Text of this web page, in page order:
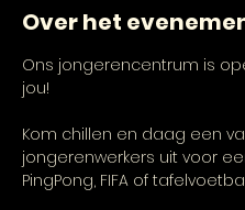
Over het
Ons jongerencentrum is
jou!
Kom chillen en daag een
jongerenwerkers uit voor
PingPong, FIFA of